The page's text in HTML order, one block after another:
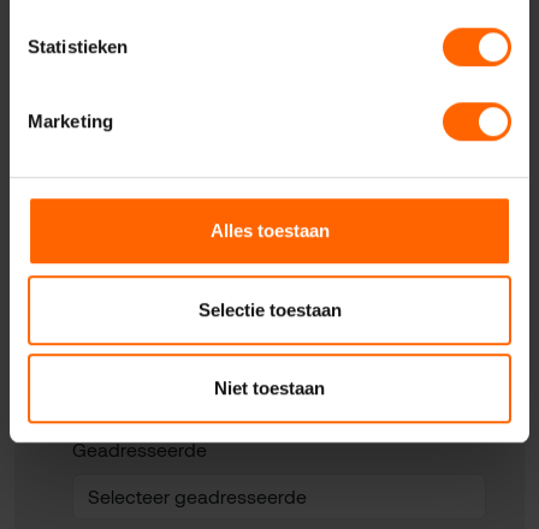
Statistieken
Marketing
Alles toestaan
Selectie toestaan
Niet toestaan
Uw naam*
Uw e-mailadres*
Uw telefoonnummer*
Uw woonplaats
Geadresseerde